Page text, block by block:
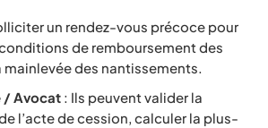
un rendez-vous précoce pour
de remboursement des
des nantissements.
/ Avocat : Ils peuvent valider la
l’acte de cession, calculer la plus-